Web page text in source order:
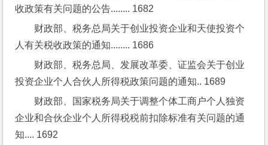
收政策有关问题的公告........ 1682
财政部、税务总局关于创业投资企业和天使投资个
人有关税收政策的通知........ 1686
财政部、税务总局、发展改革委、证监会关于创业
投资企业个人合伙人所得税政策问题的通知.. 1689
财政部、国家税务局关于调整个体工商户个人独资
企业和合伙企业个人所得税税前扣除标准有关问题的通
知.... 1692